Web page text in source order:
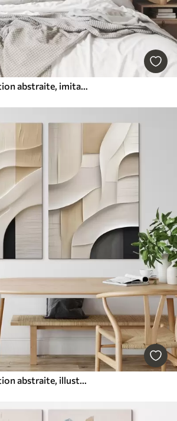
Peintures Composition abstraite, imitation de la peinture
Peintures Composition abstraite, illustration plate